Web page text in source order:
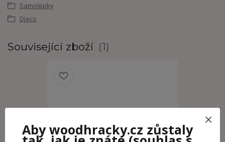
Samolepky
Djeco
Související zboží 1
Aby woodhracky.cz zůstaly